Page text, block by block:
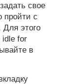
свое
пройти с
Для этого
idle for
в